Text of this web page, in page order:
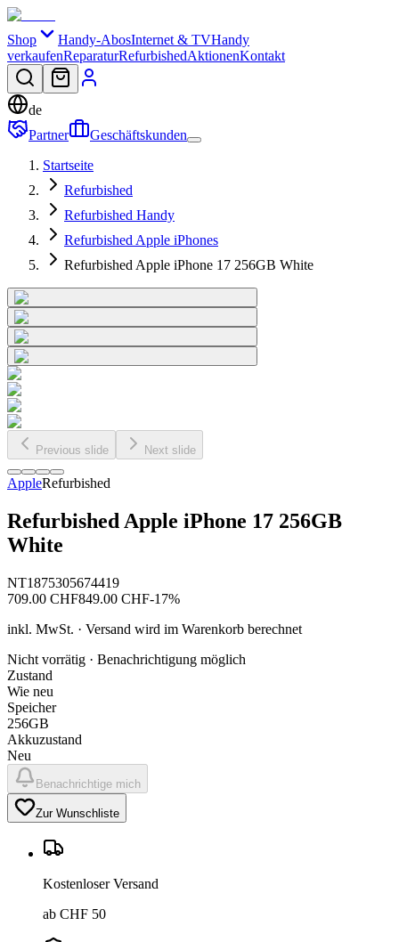
Shop Handy-AbosInternet & TVHandy
verkaufenReparaturRefurbishedAktionenKontakt
de
Partner
Geschäftskunden
Startseite
Refurbished
Refurbished Handy
Refurbished Apple iPhones
Refurbished Apple iPhone 17 256GB White
Previous slide Next slide
AppleRefurbished
Refurbished Apple iPhone 17 256GB
White
NT1875305674419
709.00 CHF849.00 CHF-17%
inkl. MwSt. · Versand wird im Warenkorb berechnet
Nicht vorrätig · Benachrichtigung möglich
Zustand
Wie neu
Speicher
256GB
Akkuzustand
Neu
Benachrichtige mich
Zur Wunschliste
Kostenloser Versand
ab CHF 50